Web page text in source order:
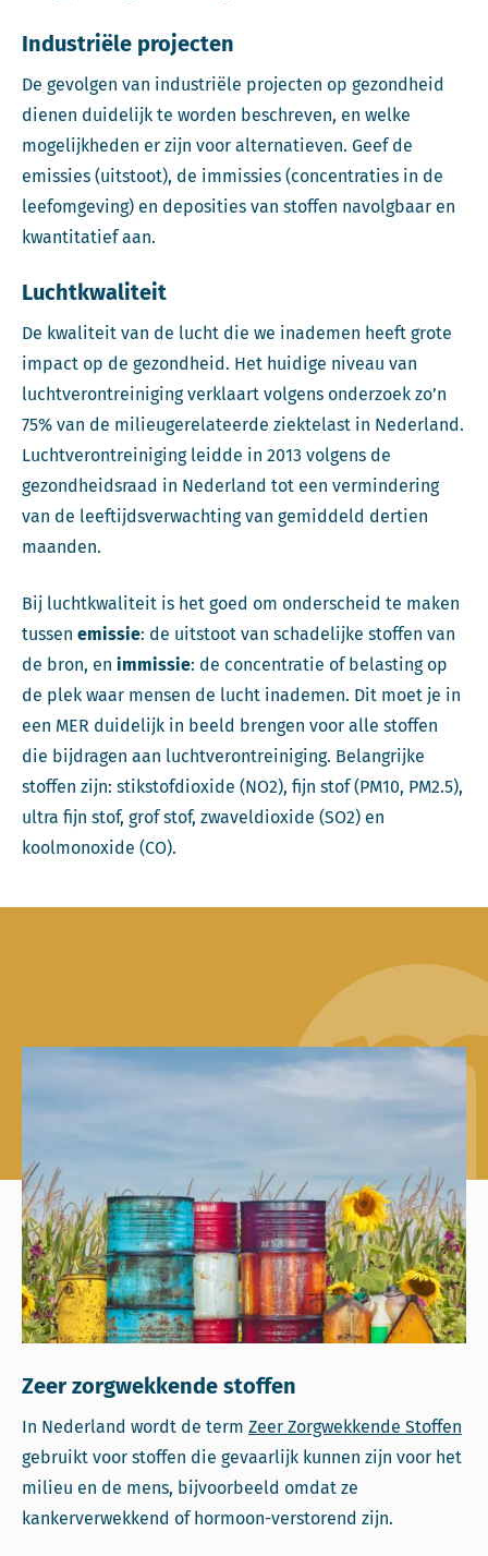
Industriële projecten
De gevolgen van industriële projecten op gezondheid
dienen duidelijk te worden beschreven, en welke
mogelijkheden er zijn voor alternatieven. Geef de
emissies (uitstoot), de immissies (concentraties in de
leefomgeving) en deposities van stoffen navolgbaar en
kwantitatief aan.
Luchtkwaliteit
De kwaliteit van de lucht die we inademen heeft grote
impact op de gezondheid. Het huidige niveau van
luchtverontreiniging verklaart volgens onderzoek zo’n
75% van de milieugerelateerde ziektelast in Nederland.
Luchtverontreiniging leidde in 2013 volgens de
gezondheidsraad in Nederland tot een vermindering
van de leeftijdsverwachting van gemiddeld dertien
maanden.
Bij luchtkwaliteit is het goed om onderscheid te maken
tussen emissie: de uitstoot van schadelijke stoffen van
de bron, en immissie: de concentratie of belasting op
de plek waar mensen de lucht inademen. Dit moet je in
een MER duidelijk in beeld brengen voor alle stoffen
die bijdragen aan luchtverontreiniging. Belangrijke
stoffen zijn: stikstofdioxide (NO2), fijn stof (PM10, PM2.5),
ultra fijn stof, grof stof, zwaveldioxide (SO2) en
koolmonoxide (CO).
Zeer zorgwekkende stoffen
In Nederland wordt de term Zeer Zorgwekkende Stoffen
gebruikt voor stoffen die gevaarlijk kunnen zijn voor het
milieu en de mens, bijvoorbeeld omdat ze
kankerverwekkend of hormoon-verstorend zijn.